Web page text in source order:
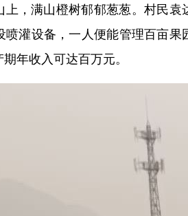
上，满山橙树郁郁葱葱。村民袁
喷灌设备，一人便能管理百亩果
年收入可达百万元。